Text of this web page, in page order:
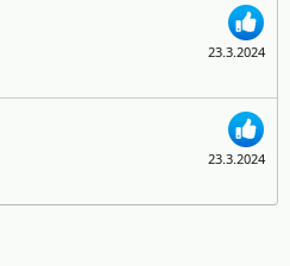
23.3.2024
23.3.2024